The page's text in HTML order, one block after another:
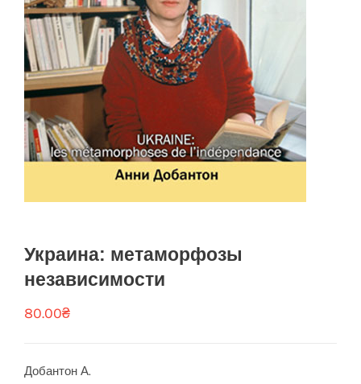
Украина: метаморфозы
независимости
80.00₴
Добантон А.